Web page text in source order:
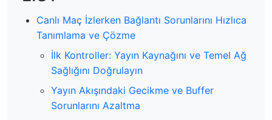
Canlı Maç İzlerken Bağlantı Sorunlarını Hızlıca
Tanımlama ve Çözme
İlk Kontroller: Yayın Kaynağını ve Temel Ağ
Sağlığını Doğrulayın
Yayın Akışındaki Gecikme ve Buffer
Sorunlarını Azaltma